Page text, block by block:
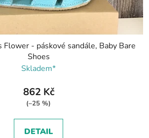
Flower - páskové sandále, Baby Bare
Shoes
Skladem*
862 Kč
(–25 %)
DETAIL